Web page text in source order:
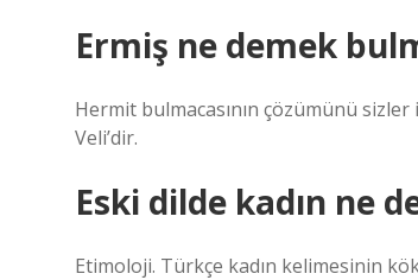
Ermiş ne demek
Hermit bulmacasının çözümünü sizler
Veli’dir.
Eski dilde kadın ne
Etimoloji. Türkçe kadın kelimesinin